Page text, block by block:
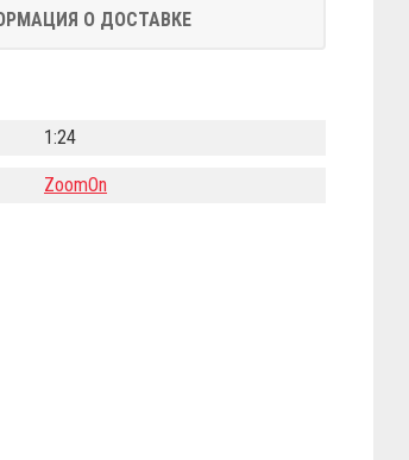
О ДОСТАВКЕ
1:24
ZoomOn